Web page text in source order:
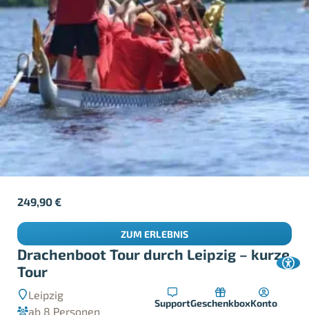
SupportGeschenkboxKonto
Drachenboot Tour durch Leipzig – kurze
Tour
Leipzig
ab 8 Personen
249,90€
ZUM ERLEBNIS